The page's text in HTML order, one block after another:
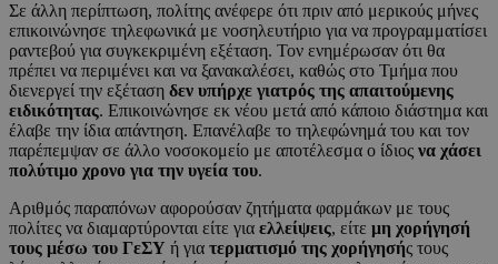
Σε άλλη περίπτωση, πολίτης ανέφερε ότι πριν από μερικούς μήνες
επικοινώνησε τηλεφωνικά με νοσηλευτήριο για να προγραμματίσει
ραντεβού για συγκεκριμένη εξέταση. Τον ενημέρωσαν ότι θα
πρέπει να περιμένει και να ξανακαλέσει, καθώς στο Τμήμα που
διενεργεί την εξέταση δεν υπήρχε γιατρός της απαιτούμενης
ειδικότητας. Επικοινώνησε εκ νέου μετά από κάποιο διάστημα και
έλαβε την ίδια απάντηση. Επανέλαβε το τηλεφώνημά του και τον
παρέπεμψαν σε άλλο νοσοκομείο με αποτέλεσμα ο ίδιος να χάσει
πολύτιμο χρονο για την υγεία του.
Αριθμός παραπόνων αφορούσαν ζητήματα φαρμάκων με τους
πολίτες να διαμαρτύρονται είτε για ελλείψεις, είτε μη χορήγησή
τους μέσω του ΓεΣΥ ή για τερματισμό της χορήγησής τους